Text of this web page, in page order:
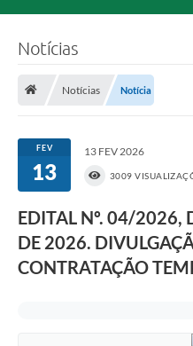
Portal da Transparência
Secretarias
Notícias
Notícias Notícia
FEV
13
13 FEV 2026
3009
EDITAL Nº. 04/2026,
DE 2026.
CONTRATAÇÃO